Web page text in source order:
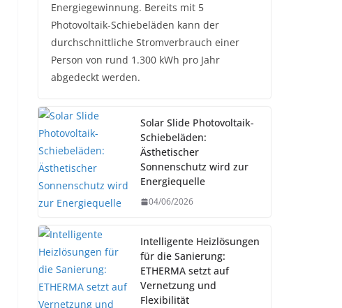
Energiegewinnung. Bereits mit 5
Photovoltaik-Schiebeläden kann der
durchschnittliche Stromverbrauch einer
Person von rund 1.300 kWh pro Jahr
abgedeckt werden.
Solar Slide Photovoltaik-
Schiebeläden:
Ästhetischer
Sonnenschutz wird zur
Energiequelle
04/06/2026
Intelligente Heizlösungen
für die Sanierung:
ETHERMA setzt auf
Vernetzung und
Flexibilität